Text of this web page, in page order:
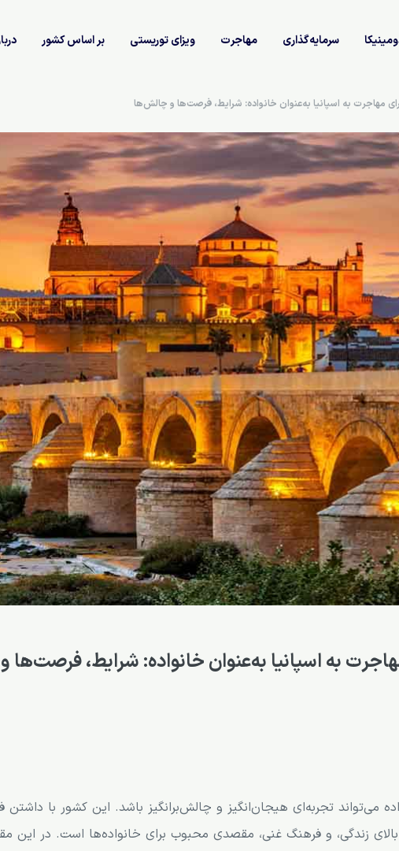
سرمایه‌گذاری مهاجرت ویزای توریستی بر اساس کشور
مهاجرت به اسپانیا به‌عنوان خانواده: شرایط، فرصت‌ها و چالش‌ها
به اسپانیا به‌عنوان خانواده: شرایط،
خانواده
می‌تواند تجربه‌ای هیجان‌انگیز و چالش‌برانگیز باشد. این کشور با
زندگی، و فرهنگ غنی، مقصدی محبوب برای خانواده‌ها است. در این